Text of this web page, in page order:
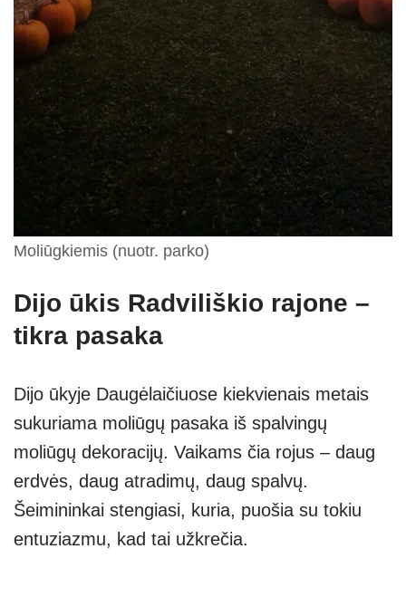
Moliūgkiemis (nuotr. parko)
Dijo ūkis Radviliškio rajone –
tikra pasaka
Dijo ūkyje Daugėlaičiuose kiekvienais metais
sukuriama moliūgų pasaka iš spalvingų
moliūgų dekoracijų. Vaikams čia rojus – daug
erdvės, daug atradimų, daug spalvų.
Šeimininkai stengiasi, kuria, puošia su tokiu
entuziazmu, kad tai užkrečia.